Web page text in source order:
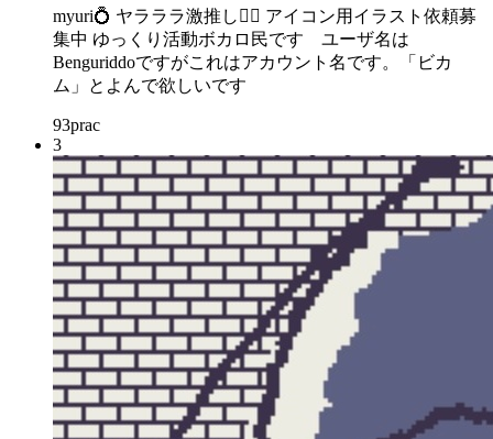
myuri💍 ヤラララ激推し❤️‍🔥 アイコン用イラスト依頼募
集中 ゆっくり活動ボカロ民です ユーザ名は
Benguriddoですがこれはアカウント名です。「ビカ
ム」とよんで欲しいです
93prac
3